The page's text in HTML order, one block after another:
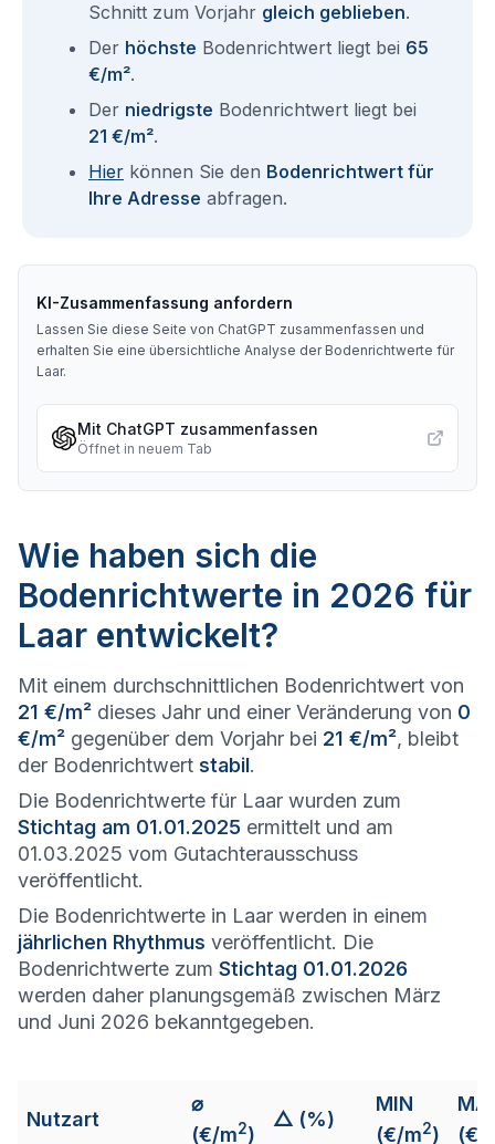
Schnitt zum Vorjahr gleich geblieben.
Der höchste Bodenrichtwert liegt bei 65
€/m².
Der niedrigste Bodenrichtwert liegt bei
21 €/m².
Hier können Sie den Bodenrichtwert für
Ihre Adresse abfragen.
KI-Zusammenfassung anfordern
Lassen Sie diese Seite von ChatGPT zusammenfassen und
erhalten Sie eine übersichtliche Analyse der Bodenrichtwerte für
Laar.
Mit ChatGPT zusammenfassen
Öffnet in neuem Tab
Wie haben sich die
Bodenrichtwerte in 2026 für
Laar entwickelt?
Mit einem durchschnittlichen Bodenrichtwert von
21 €/m² dieses Jahr und einer Veränderung von 0
€/m² gegenüber dem Vorjahr bei 21 €/m², bleibt
der Bodenrichtwert stabil.
Die Bodenrichtwerte für Laar wurden zum
Stichtag am 01.01.2025 ermittelt und am
01.03.2025 vom Gutachterausschuss
veröffentlicht.
Die Bodenrichtwerte in Laar werden in einem
jährlichen Rhythmus veröffentlicht. Die
Bodenrichtwerte zum Stichtag 01.01.2026
werden daher planungsgemäß zwischen März
und Juni 2026 bekanntgegeben.
Nutzart
⌀
(€/m2)
△ (%)
MIN
(€/m2)
(€/